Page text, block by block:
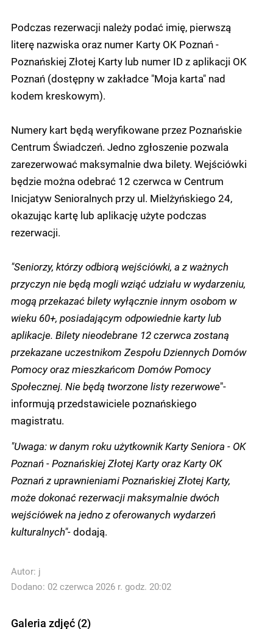
Podczas rezerwacji należy podać imię, pierwszą
literę nazwiska oraz numer Karty OK Poznań -
Poznańskiej Złotej Karty lub numer ID z aplikacji OK
Poznań (dostępny w zakładce "Moja karta" nad
kodem kreskowym).
Numery kart będą weryfikowane przez Poznańskie
Centrum Świadczeń. Jedno zgłoszenie pozwala
zarezerwować maksymalnie dwa bilety. Wejściówki
będzie można odebrać 12 czerwca w Centrum
Inicjatyw Senioralnych przy ul. Mielżyńskiego 24,
okazując kartę lub aplikację użyte podczas
rezerwacji.
"Seniorzy, którzy odbiorą wejściówki, a z ważnych
przyczyn nie będą mogli wziąć udziału w wydarzeniu,
mogą przekazać bilety wyłącznie innym osobom w
wieku 60+, posiadającym odpowiednie karty lub
aplikacje. Bilety nieodebrane 12 czerwca zostaną
przekazane uczestnikom Zespołu Dziennych Domów
Pomocy oraz mieszkańcom Domów Pomocy
Społecznej. Nie będą tworzone listy rezerwowe"-
informują przedstawiciele poznańskiego
magistratu.
"Uwaga: w danym roku użytkownik Karty Seniora - OK
Poznań - Poznańskiej Złotej Karty oraz Karty OK
Poznań z uprawnieniami Poznańskiej Złotej Karty,
może dokonać rezerwacji maksymalnie dwóch
wejściówek na jedno z oferowanych wydarzeń
kulturalnych"-dodają.
Autor: j
Dodano: 02 czerwca 2026 r. godz. 20:02
Galeria zdjęć (2)